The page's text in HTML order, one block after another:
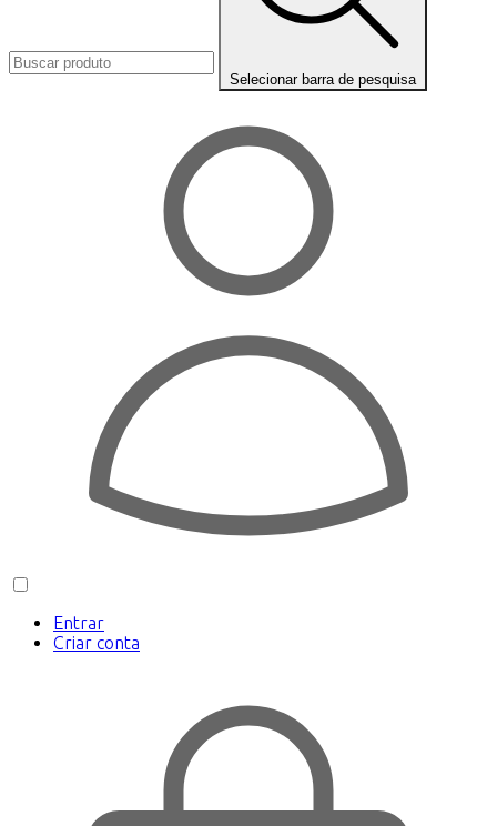
Selecionar barra de pesquisa
Entrar
Criar conta